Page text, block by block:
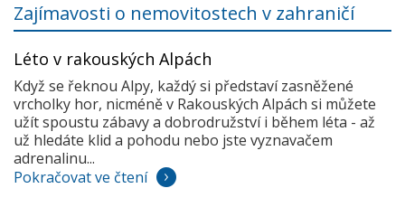
Zajímavosti o nemovitostech v zahraničí
Léto v rakouských Alpách
Když se řeknou Alpy, každý si představí zasněžené
vrcholky hor, nicméně v Rakouských Alpách si můžete
užít spoustu zábavy a dobrodružství i během léta - až
už hledáte klid a pohodu nebo jste vyznavačem
adrenalinu...
Pokračovat ve čtení